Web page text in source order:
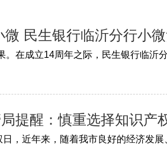
民生银行临沂分行小
提醒：慎重选择知识产